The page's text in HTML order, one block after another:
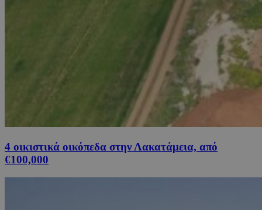
4 οικιστικά οικόπεδα στην Λακατάμεια, από
€100,000